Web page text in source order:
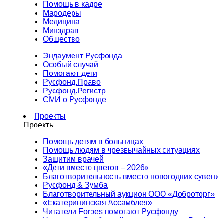
Помощь в кадре
Мародеры
Медицина
Минздрав
Общество
Эндаумент Русфонда
Особый случай
Помогают дети
Русфонд.Право
Русфонд.Регистр
СМИ о Русфонде
Проекты
Проекты
Помощь детям в больницах
Помощь людям в чрезвычайных ситуациях
Защитим врачей
«Дети вместо цветов – 2026»
Благотворительность вместо новогодних
Русфонд & Зумба
Благотворительный аукцион ООО «Доброторг»
«Екатерининская Ассамблея»
Читатели Forbes помогают Русфонду